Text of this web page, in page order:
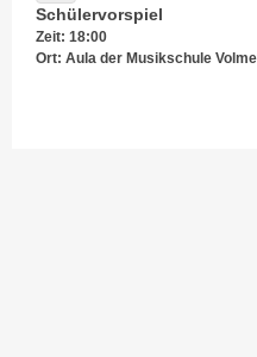
Schülervorspiel
Zeit: 18:00
Ort: Aula der Musikschule